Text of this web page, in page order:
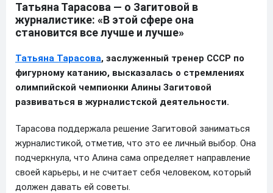
Татьяна Тарасова — о Загитовой в
журналистике: «В этой сфере она
становится все лучше и лучше»
Татьяна Тарасова, заслуженный тренер СССР по
фигурному катанию, высказалась о стремлениях
олимпийской чемпионки Алины Загитовой
развиваться в журналистской деятельности.
Тарасова поддержала решение Загитовой заниматься
журналистикой, отметив, что это ее личный выбор. Она
подчеркнула, что Алина сама определяет направление
своей карьеры, и не считает себя человеком, который
должен давать ей советы.